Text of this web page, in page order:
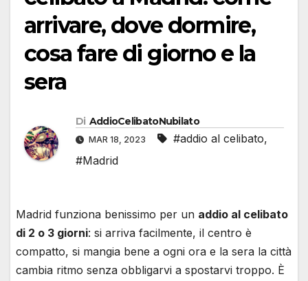
arrivare, dove dormire,
cosa fare di giorno e la
sera
Di AddioCelibatoNubilato
MAR 18, 2023 #addio al celibato,
#Madrid
Madrid funziona benissimo per un addio al celibato
di 2 o 3 giorni: si arriva facilmente, il centro è
compatto, si mangia bene a ogni ora e la sera la città
cambia ritmo senza obbligarvi a spostarvi troppo. È